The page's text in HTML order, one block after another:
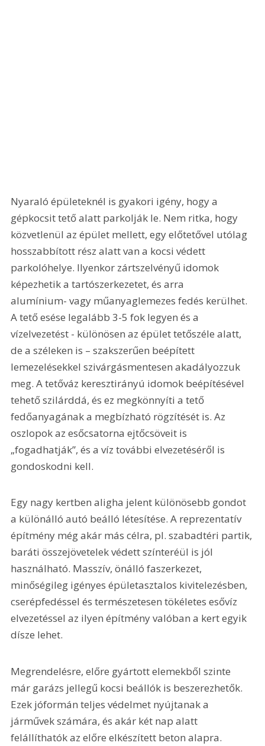
Nyaraló épületeknél is gyakori igény, hogy a
gépkocsit tető alatt parkolják le. Nem ritka, hogy
közvetlenül az épület mellett, egy előtetővel utólag
hosszabbított rész alatt van a kocsi védett
parkolóhelye. Ilyenkor zártszelvényű idomok
képezhetik a tartószerkezetet, és arra
alumínium- vagy műanyaglemezes fedés kerülhet.
A tető esése legalább 3-5 fok legyen és a
vízelvezetést - különösen az épület tetőszéle alatt,
de a széleken is – szakszerűen beépített
lemezelésekkel szivárgásmentesen akadályozzuk
meg. A tetőváz keresztirányú idomok beépítésével
tehető szilárddá, és ez megkönnyíti a tető
fedőanyagának a megbízható rögzítését is. Az
oszlopok az esőcsatorna ejtőcsöveit is
„fogadhatják”, és a víz további elvezetéséről is
gondoskodni kell.
Egy nagy kertben aligha jelent különösebb gondot
a különálló autó beálló létesítése. A reprezentatív
építmény még akár más célra, pl. szabadtéri partik,
baráti összejövetelek védett színteréül is jól
használható. Masszív, önálló faszerkezet,
minőségileg igényes épületasztalos kivitelezésben,
cserépfedéssel és természetesen tökéletes esővíz
elvezetéssel az ilyen építmény valóban a kert egyik
dísze lehet.
Megrendelésre, előre gyártott elemekből szinte
már garázs jellegű kocsi beállók is beszerezhetők.
Ezek jóformán teljes védelmet nyújtanak a
járművek számára, és akár két nap alatt
felállíthatók az előre elkészített beton alapra.